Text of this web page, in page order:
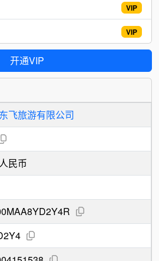
VIP
VIP
开通VIP
飞旅游有限公司
民币